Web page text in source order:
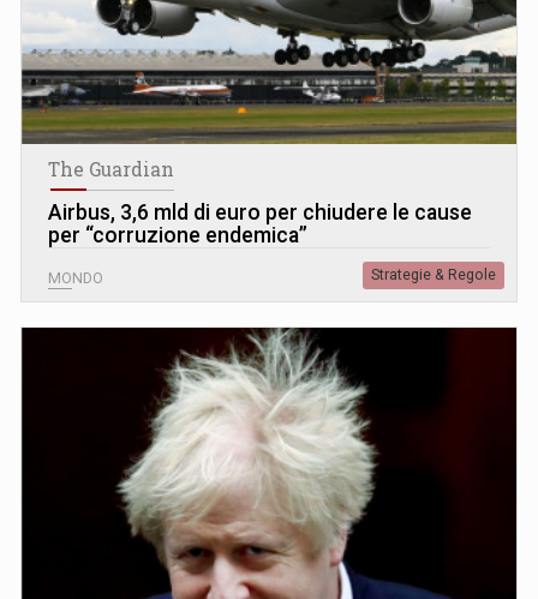
The Guardian
Airbus, 3,6 mld di euro per chiudere le cause
per “corruzione endemica”
MONDO Strategie & Regole